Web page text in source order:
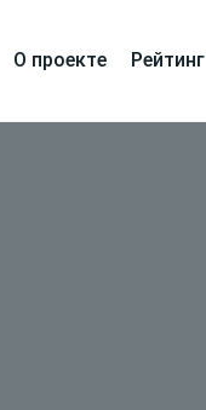
О проекте Рейтинг